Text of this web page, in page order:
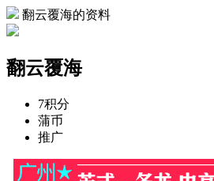
翻云覆海的资料
翻云覆海
7积分
蒲币
推广